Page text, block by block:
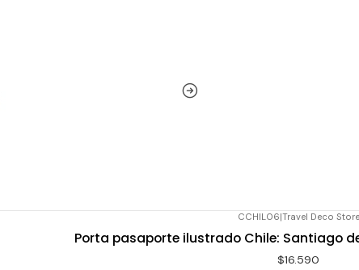
CCHIL06|Travel Deco Store
Porta pasaporte ilustrado Chile: Santiago
$16.590